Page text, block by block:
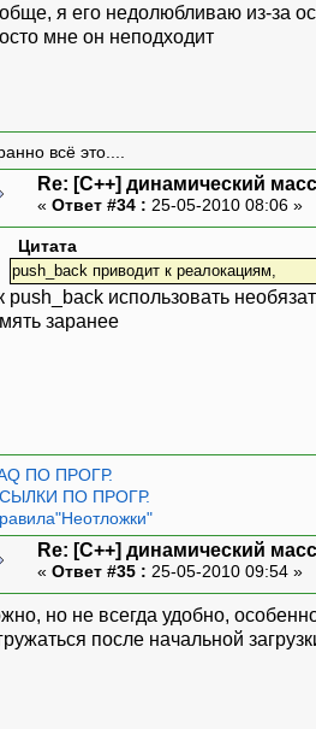
я его недолюбливаю из-за
мне он неподходит
всё это....
Re: [C++] динамический
« Ответ #34 : 25-05-2010 08:06 »
Цитата
push_back приводит к реалокациям,
push_back использовать
заранее
ПО ПРОГР.
ПО ПРОГР.
Re: [C++] динамический
« Ответ #35 : 25-05-2010 09:54 »
но не всегда удобно,
после начальной